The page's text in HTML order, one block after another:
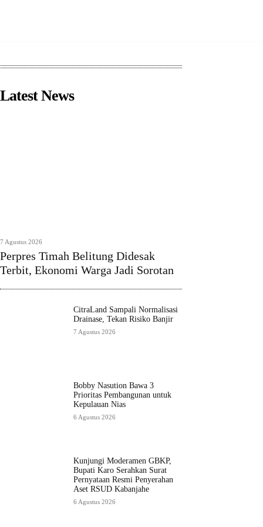
Latest News
7 Agustus 2026
Perpres Timah Belitung Didesak
Terbit, Ekonomi Warga Jadi Sorotan
CitraLand Sampali Normalisasi
Drainase, Tekan Risiko Banjir
7 Agustus 2026
Bobby Nasution Bawa 3
Prioritas Pembangunan untuk
Kepulauan Nias
6 Agustus 2026
Kunjungi Moderamen GBKP,
Bupati Karo Serahkan Surat
Pernyataan Resmi Penyerahan
Aset RSUD Kabanjahe
6 Agustus 2026